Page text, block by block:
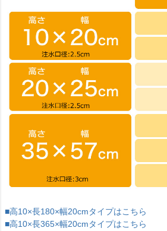
■高10×長180×幅20cmタイプはこちら
■高10×長365×幅20cmタイプはこちら